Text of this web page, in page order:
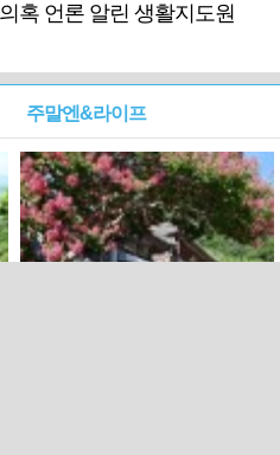
혹 언론 알린 생활지도원
주말엔&라이프